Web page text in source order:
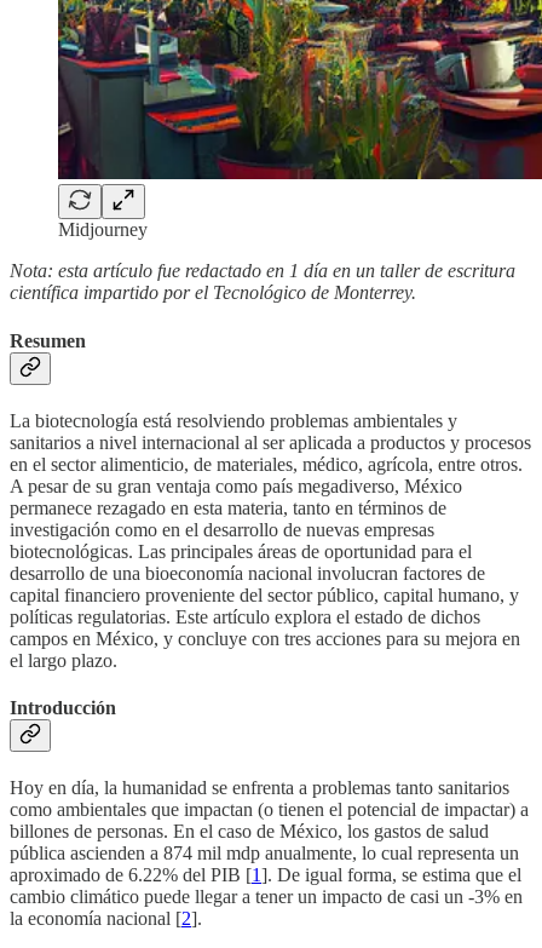
Midjourney
Nota: esta artículo fue redactado en 1 día en un taller de escritura
científica impartido por el Tecnológico de Monterrey.
Resumen
La biotecnología está resolviendo problemas ambientales y
sanitarios a nivel internacional al ser aplicada a productos y procesos
en el sector alimenticio, de materiales, médico, agrícola, entre otros.
A pesar de su gran ventaja como país megadiverso, México
permanece rezagado en esta materia, tanto en términos de
investigación como en el desarrollo de nuevas empresas
biotecnológicas. Las principales áreas de oportunidad para el
desarrollo de una bioeconomía nacional involucran factores de
capital financiero proveniente del sector público, capital humano, y
políticas regulatorias. Este artículo explora el estado de dichos
campos en México, y concluye con tres acciones para su mejora en
el largo plazo.
Introducción
Hoy en día, la humanidad se enfrenta a problemas tanto sanitarios
como ambientales que impactan (o tienen el potencial de impactar) a
billones de personas. En el caso de México, los gastos de salud
pública ascienden a 874 mil mdp anualmente, lo cual representa un
aproximado de 6.22% del PIB [1]. De igual forma, se estima que el
cambio climático puede llegar a tener un impacto de casi un -3% en
la economía nacional [2].